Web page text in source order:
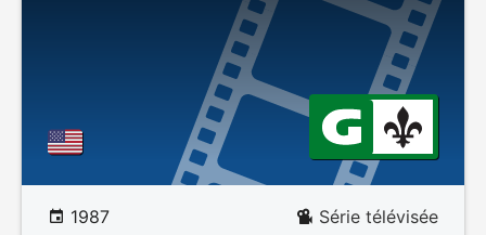
1987 Série télévisée